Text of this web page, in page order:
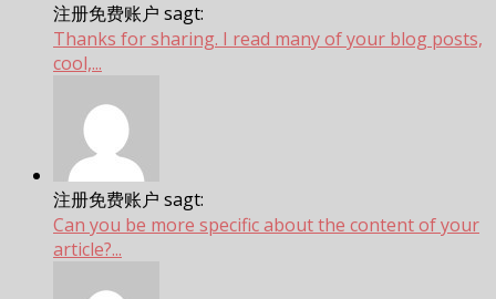
注册免费账户 sagt:
Thanks for sharing. I read many of your blog posts,
cool,...
注册免费账户 sagt:
Can you be more specific about the content of your
article?...